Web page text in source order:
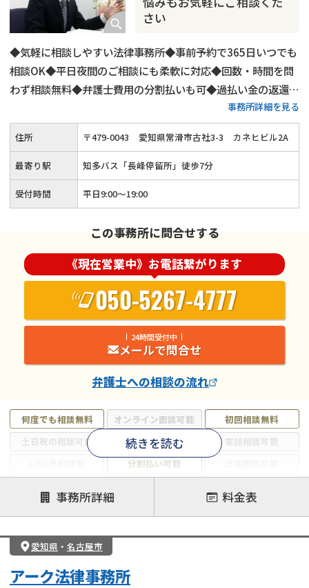
さい
◆気軽に相談しやすい法律事務所◆事前予約で365日いつでも
相談OK◆平日夜間のご相談にも柔軟に対応◆回数・時間を問
わず相談無料◆弁護士費用の分割払いも可◆過払い金の返還請
事務所詳細を見る
何度でも相談無料 オンライン面談可能
初回相談無料
土日祝の相談可能
19時以降電話可能
電話相談可能
分割払い可能
借金返済相談・交渉
自己破産
任意整理
個人再生
会社破産・法人破産
続きを読む
住所 〒479-0043 愛知県常滑市古社3-3 カネヒビル2A
最寄り駅 知多バス「長峰停留所」徒歩7分
受付時間 平日9:00～19:00
この事務所に問合せする
《現在営業中》お電話繋がります
050-5267-4777
24時間受付中
メールで問合せ
弁護士への相談の流れ
事務所詳細 料金表
愛知県 ・ 名古屋市
アーク法律事務所